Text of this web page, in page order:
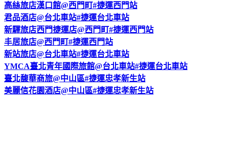
高絲旅店漢口館@西門町#捷運西門站
君品酒店@台北車站#捷運台北車站
新驛旅店西門捷運店@西門町#捷運西門站
丰居旅店@西門町#捷運西門站
新站旅店@台北車站#捷運台北車站
YMCA臺北青年國際旅館@台北車站#捷運台北車站
臺北馥華商旅@中山區#捷運忠孝新生站
美麗信花園酒店@中山區#捷運忠孝新生站